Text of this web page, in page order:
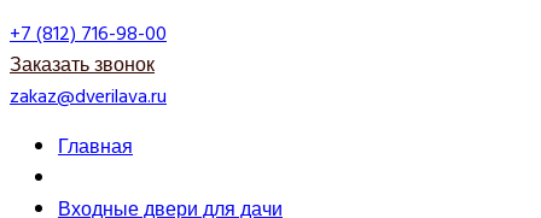
+7 (812) 716-98-00
Заказать звонок
zakaz@dverilava.ru
Главная
Входные двери для дачи